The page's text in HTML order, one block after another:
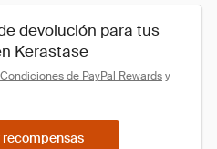
devolución para tus
Kerastase
Condiciones de PayPal Rewards y